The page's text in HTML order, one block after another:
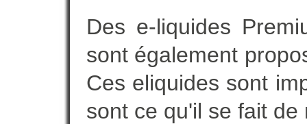
Des e-liquides
sont également
Ces eliquides sont
sont ce qu'il se fait